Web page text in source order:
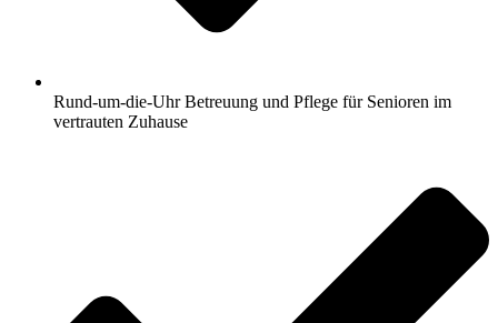
Rund-um-die-Uhr Betreuung und Pflege für Senioren im
vertrauten Zuhause